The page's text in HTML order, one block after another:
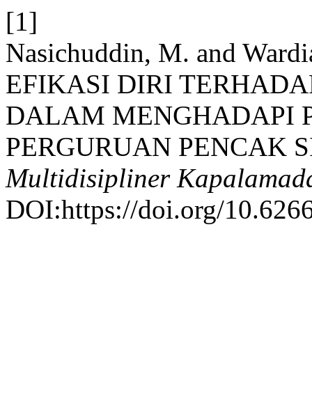
[1]
Nasichuddin, M. and
EFIKASI DIRI
DALAM MENGHADAPI
PERGURUAN PENCAK
Multidisipliner
DOI:https://doi.org/